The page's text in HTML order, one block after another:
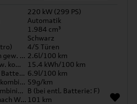
220 kW (299 PS)
Automatik
1.984 cm³
Schwarz
4/5 Türen
Kraftstoffverbrauch gew. kombiniert 2.6l/100 km
Stromverbrauch gew. kombiniert
15.4 kWh/100 km
Kraftst. komb. entl. Batterie 6.9l/100 km
CO2-Emission gew. kombiniert 59g/km
CO2-Klasse gew. kombiniert B (bei entl. Batterie: F)
Elektr. Reichweite nach WLTP* 101 km